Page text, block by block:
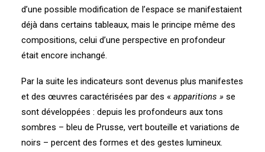
d’une possible modification de l’espace se manifestaient
déjà dans certains tableaux, mais le principe même des
compositions, celui d’une perspective en profondeur
était encore inchangé.
Par la suite les indicateurs sont devenus plus manifestes
et des œuvres caractérisées par des « apparitions » se
sont développées : depuis les profondeurs aux tons
sombres – bleu de Prusse, vert bouteille et variations de
noirs – percent des formes et des gestes lumineux.